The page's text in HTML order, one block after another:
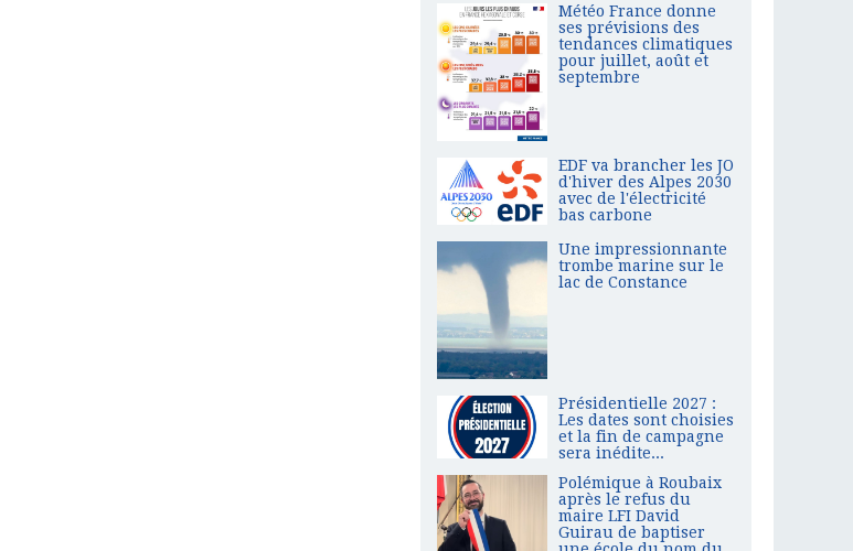
Météo France donne
ses prévisions des
tendances climatiques
pour juillet, août et
septembre
EDF va brancher les JO
d'hiver des Alpes 2030
avec de l'électricité
bas carbone
Une impressionnante
trombe marine sur le
lac de Constance
Présidentielle 2027 :
Les dates sont choisies
et la fin de campagne
sera inédite...
Polémique à Roubaix
après le refus du
maire LFI David
Guirau de baptiser